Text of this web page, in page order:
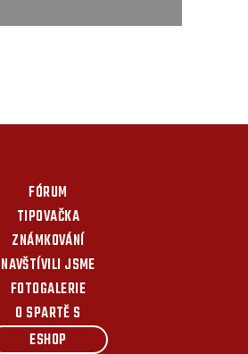
FÓRUM
TIPOVAČKA
ZNÁMKOVÁNÍ
NAVŠTÍVILI JSME
FOTOGALERIE
O SPARTĚ S
ESHOP